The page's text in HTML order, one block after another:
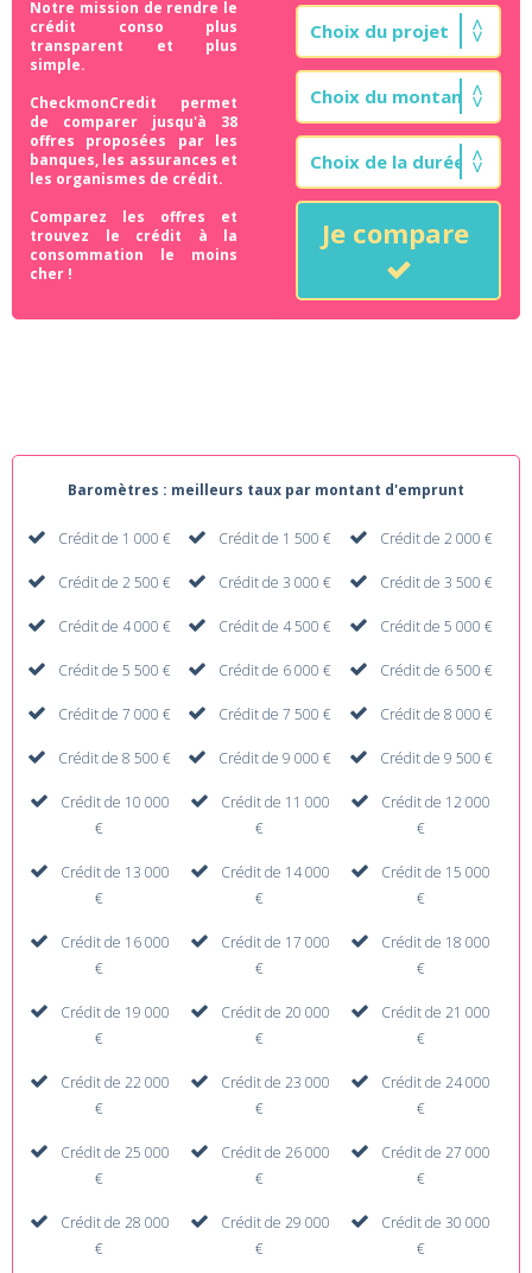
Notre mission de rendre le
crédit conso plus
transparent et plus
simple.
CheckmonCredit permet
de comparer jusqu'à 38
offres proposées par les
banques, les assurances et
les organismes de crédit.
Comparez les offres et
trouvez le crédit à la
consommation le moins
cher !
Je compare
Baromètres : meilleurs taux par montant d'emprunt
Crédit de 1 000 € Crédit de 1 500 € Crédit de 2 000 €
Crédit de 2 500 € Crédit de 3 000 € Crédit de 3 500 €
Crédit de 4 000 € Crédit de 4 500 € Crédit de 5 000 €
Crédit de 5 500 € Crédit de 6 000 € Crédit de 6 500 €
Crédit de 7 000 € Crédit de 7 500 € Crédit de 8 000 €
Crédit de 8 500 € Crédit de 9 000 € Crédit de 9 500 €
Crédit de 10 000
€
Crédit de 11 000
€
Crédit de 12 000
€
Crédit de 13 000
€
Crédit de 14 000
€
Crédit de 15 000
€
Crédit de 16 000
€
Crédit de 17 000
€
Crédit de 18 000
€
Crédit de 19 000
€
Crédit de 20 000
€
Crédit de 21 000
€
Crédit de 22 000
€
Crédit de 23 000
€
Crédit de 24 000
€
Crédit de 25 000
€
Crédit de 26 000
€
Crédit de 27 000
€
Crédit de 28 000
€
Crédit de 29 000
€
Crédit de 30 000
€